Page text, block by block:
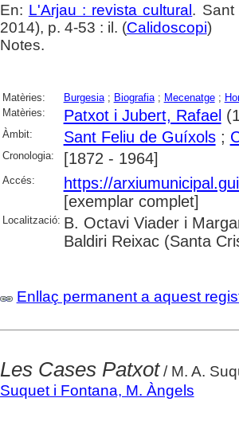
En: L'Arjau : revista cultural. Sant
2014), p. 4-53 : il. (Calidoscopi)
Notes.
Matèries: Burgesia; Biografia; Mecenatge;
Matèries:
Patxot i Jubert, Rafael
Àmbit: Sant Feliu de Guíxols;
Cronologia: [1872 - 1964]
Accés:
https://
[exemplar complet]
Localització: B. Octavi Viader i
Baldiri Reixac (Santa
Enllaç permanent a aquest
Les Cases Patxot/ M. A.
Suquet i Fontana, M. Àngels